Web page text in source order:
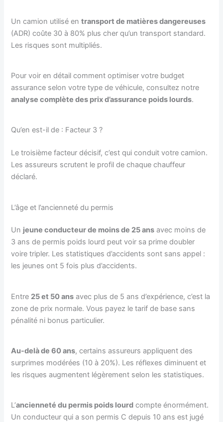
Un camion utilisé entransport de matières dangereuses
(ADR) coûte 30 à 80% plus cher qu’un transport standard.
Les risques sont multipliés.
Pour voir en détail comment optimiser votre budget
assurance selon votre type de véhicule, consultez notre
analyse complète des prix d’assurance poids lourds.
Qu’en est-il de : Facteur 3 ?
Le troisième facteur décisif, c’est qui conduit votre camion.
Les assureurs scrutent le profil de chaque chauffeur
déclaré.
L’âge et l’ancienneté du permis
Un jeune conducteur de moins de 25 ans avec moins de
3 ans de permis poids lourd peut voir sa prime doubler
voire tripler. Les statistiques d’accidents sont sans appel :
les jeunes ont 5 fois plus d’accidents.
Entre 25 et 50 ans avec plus de 5 ans d’expérience, c’est la
zone de prix normale. Vous payez le tarif de base sans
pénalité ni bonus particulier.
Au-delà de 60 ans, certains assureurs appliquent des
surprimes modérées (10 à 20%). Les réflexes diminuent et
les risques augmentent légèrement selon les statistiques.
L’ancienneté du permis poids lourd compte énormément.
Un conducteur qui a son permis C depuis 10 ans est jugé